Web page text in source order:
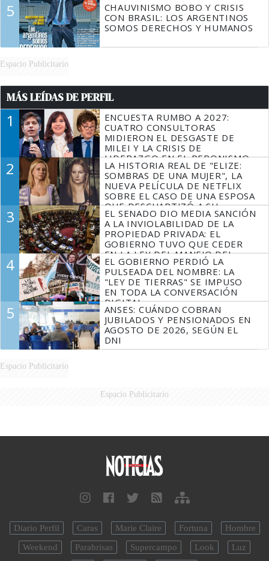
5
CHAUVINISMO BOBO Y CRISIS
CON BRASIL: LOS ARGENTINOS
SOMOS DERECHOS Y HUMANOS
Espacio Publicitario
MÁS LEÍDAS DE PERFIL
1
ENCUESTA RUMBO A 2027:
CUATRO CONSULTORAS
MIDIERON EL DESGASTE DE
MILEI Y LA CRISIS DE
LIDERAZGO EN EL PERONISMO
2
LA HISTORIA REAL DE "ELIZE:
SOMBRAS DE UNA MUJER", LA
NUEVA PELÍCULA DE NETFLIX
SOBRE EL CASO DE UNA ESPOSA
QUE DESCUARTIZÓ A SU
MARIDO
3
EL SENADO DIO MEDIA SANCIÓN
A LA INVIOLABILIDAD DE LA
PROPIEDAD PRIVADA: EL
GOBIERNO TUVO QUE CEDER
EN LA LEY DEL MANEJO DEL
FUEGO
4
EL GOBIERNO PERDIÓ LA
PULSEADA DEL NOMBRE: LA
"LEY DE TIERRAS" SE IMPUSO
EN TODA LA CONVERSACIÓN
DIGITAL
5
ANSES: CUÁNDO COBRAN
JUBILADOS Y PENSIONADOS EN
AGOSTO DE 2026, SEGÚN EL
DNI
Espacio Publicitario
Espacio Publicitario
Diario Perfil Caras Marie Claire Fortuna
Hombre
Weekend
Parabrisas Supercampo Look Luz